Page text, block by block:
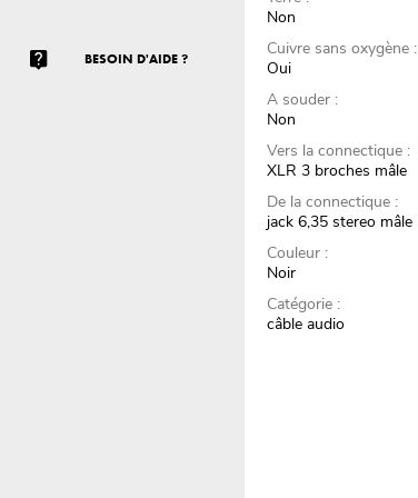
BESOIN D'AIDE ?
Non
Cuivre sans oxygène :
Oui
A souder :
Non
Vers la connectique :
XLR 3 broches mâle
De la connectique :
jack 6,35 stereo mâle
Couleur :
Noir
Catégorie :
câble audio